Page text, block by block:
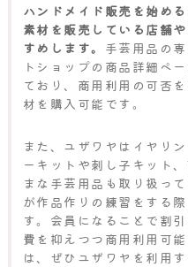
ハンドメイド販売を始め
素材を販売している店舗
すめします。 手芸用品の
トショップの商品詳細ペ
ており、商用利用の可否
材を購入可能です。
また、ユザワヤはイヤリ
ーキットや刺し子キット
まな手芸用品も取り扱っ
が作品作りの練習をする
す。会員になることで割
費を抑えつつ商用利用可
は、ぜひユザワヤを利用